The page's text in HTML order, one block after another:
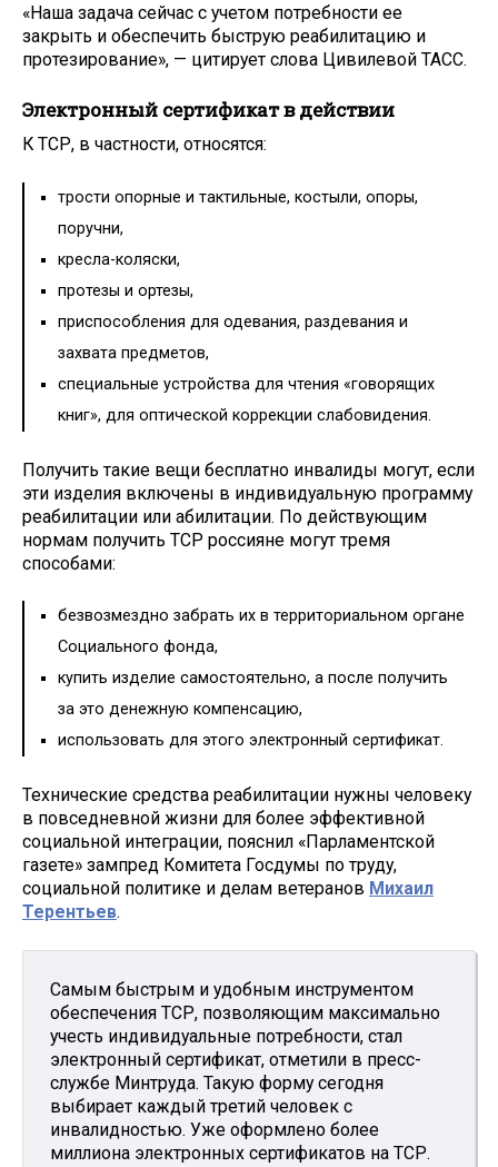
«Наша задача сейчас с учетом потребности ее
закрыть и обеспечить быструю реабилитацию и
протезирование», — цитирует слова Цивилевой ТАСС.
Электронный сертификат в действии
К ТСР, в частности, относятся:
трости опорные и тактильные, костыли, опоры,
поручни,
кресла-коляски,
протезы и ортезы,
приспособления для одевания, раздевания и
захвата предметов,
специальные устройства для чтения «говорящих
книг», для оптической коррекции слабовидения.
Получить такие вещи бесплатно инвалиды могут, если
эти изделия включены в индивидуальную программу
реабилитации или абилитации. По действующим
нормам получить ТСР россияне могут тремя
способами:
безвозмездно забрать их в территориальном органе
Социального фонда,
купить изделие самостоятельно, а после получить
за это денежную компенсацию,
использовать для этого электронный сертификат.
Технические средства реабилитации нужны человеку
в повседневной жизни для более эффективной
социальной интеграции, пояснил «Парламентской
газете» зампред Комитета Госдумы по труду,
социальной политике и делам ветеранов Михаил
Терентьев.
Самым быстрым и удобным инструментом
обеспечения ТСР, позволяющим максимально
учесть индивидуальные потребности, стал
электронный сертификат, отметили в пресс-
службе Минтруда. Такую форму сегодня
выбирает каждый третий человек с
инвалидностью. Уже оформлено более
миллиона электронных сертификатов на ТСР.